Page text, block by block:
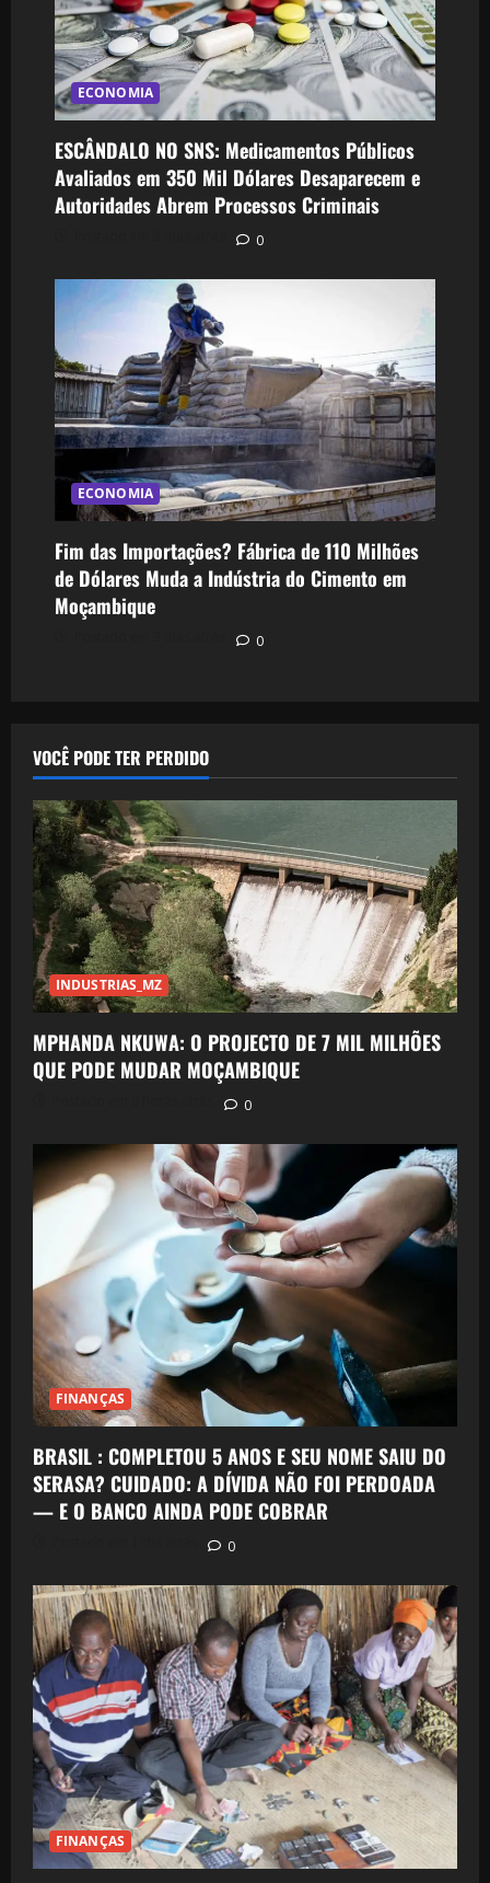
ECONOMIA
ESCÂNDALO NO SNS: Medicamentos Públicos
Avaliados em 350 Mil Dólares Desaparecem e
Autoridades Abrem Processos Criminais
0
ECONOMIA
Fim das Importações? Fábrica de 110 Milhões
de Dólares Muda a Indústria do Cimento em
Moçambique
0
VOCÊ PODE TER PERDIDO
INDUSTRIAS_MZ
MPHANDA NKUWA: O PROJECTO DE 7 MIL MILHÕES
QUE PODE MUDAR MOÇAMBIQUE
0
FINANÇAS
BRASIL : COMPLETOU 5 ANOS E SEU NOME SAIU DO
SERASA? CUIDADO: A DÍVIDA NÃO FOI PERDOADA
— E O BANCO AINDA PODE COBRAR
0
FINANÇAS